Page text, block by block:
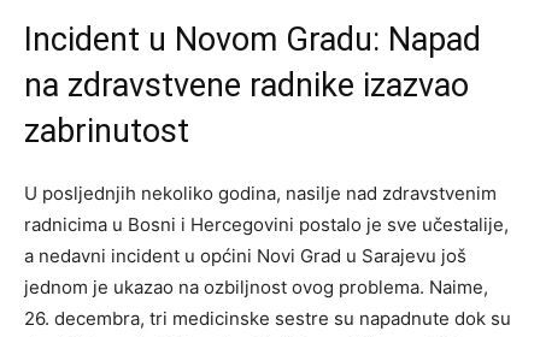
Incident u Novom Gradu: Napad
na zdravstvene radnike izazvao
zabrinutost
U posljednjih nekoliko godina, nasilje nad zdravstvenim
radnicima u Bosni i Hercegovini postalo je sve učestalije,
a nedavni incident u općini Novi Grad u Sarajevu još
jednom je ukazao na ozbiljnost ovog problema. Naime,
26. decembra, tri medicinske sestre su napadnute dok su